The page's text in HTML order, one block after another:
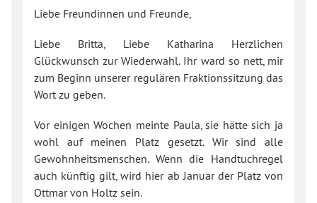
Liebe Freundinnen und Freunde,
Liebe Britta, Liebe Katharina Herzlichen
Glückwunsch zur Wiederwahl. Ihr ward so nett, mir
zum Beginn unserer regulären Fraktionssitzung das
Wort zu geben.
Vor einigen Wochen meinte Paula, sie hätte sich ja
wohl auf meinen Platz gesetzt. Wir sind alle
Gewohnheitsmenschen. Wenn die Handtuchregel
auch künftig gilt, wird hier ab Januar der Platz von
Ottmar von Holtz sein.